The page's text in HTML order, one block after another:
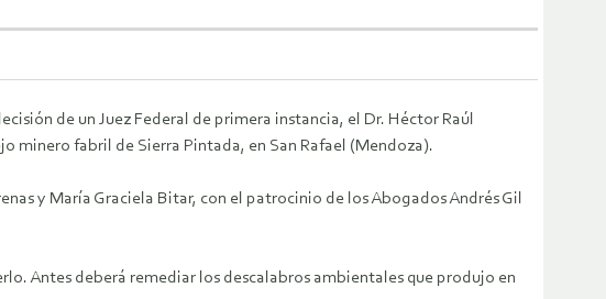
de un Juez Federal de primera instancia, el Dr. Héctor Raúl
minero fabril de Sierra Pintada, en San Rafael (Mendoza).
y María Graciela Bitar, con el patrocinio de los Abogados Andrés Gil
Antes deberá remediar los descalabros ambientales que produjo en